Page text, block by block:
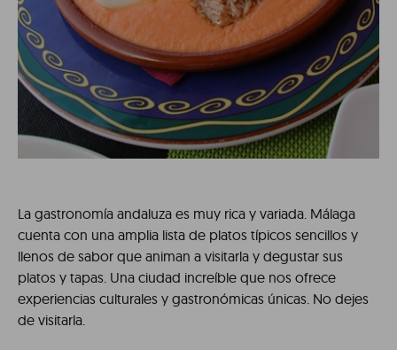
La gastronomía andaluza es muy rica y variada. Málaga
cuenta con una amplia lista de platos típicos sencillos y
llenos de sabor que animan a visitarla y degustar sus
platos y tapas. Una ciudad increíble que nos ofrece
experiencias culturales y gastronómicas únicas. No dejes
de visitarla.